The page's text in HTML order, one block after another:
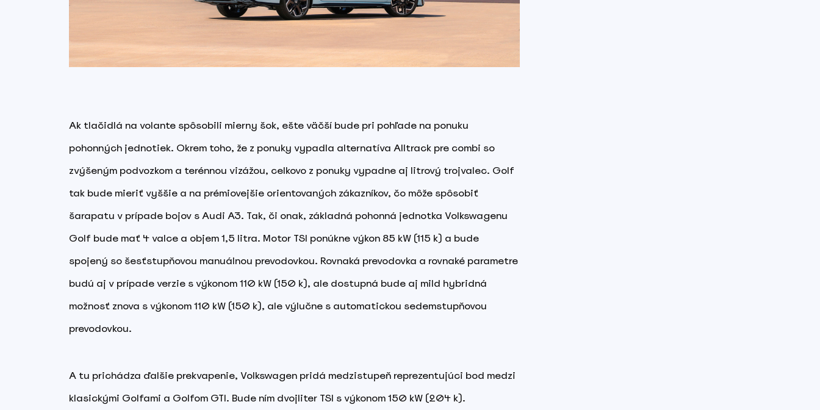
Ak tlačidlá na volante spôsobili mierny šok, ešte väčší bude pri pohľade na ponuku
pohonných jednotiek. Okrem toho, že z ponuky vypadla alternatíva Alltrack pre combi so
zvýšeným podvozkom a terénnou vizážou, celkovo z ponuky vypadne aj litrový trojvalec. Golf
tak bude mieriť vyššie a na prémiovejšie orientovaných zákazníkov, čo môže spôsobiť
šarapatu v prípade bojov s Audi A3. Tak, či onak, základná pohonná jednotka Volkswagenu
Golf bude mať 4 valce a objem 1,5 litra. Motor TSI ponúkne výkon 85 kW (115 k) a bude
spojený so šesťstupňovou manuálnou prevodovkou. Rovnaká prevodovka a rovnaké parametre
budú aj v prípade verzie s výkonom 110 kW (150 k), ale dostupná bude aj mild hybridná
možnosť znova s výkonom 110 kW (150 k), ale výlučne s automatickou sedemstupňovou
prevodovkou.
A tu prichádza ďalšie prekvapenie, Volkswagen pridá medzistupeň reprezentujúci bod medzi
klasickými Golfami a Golfom GTI. Bude ním dvojliter TSI s výkonom 150 kW (204 k).